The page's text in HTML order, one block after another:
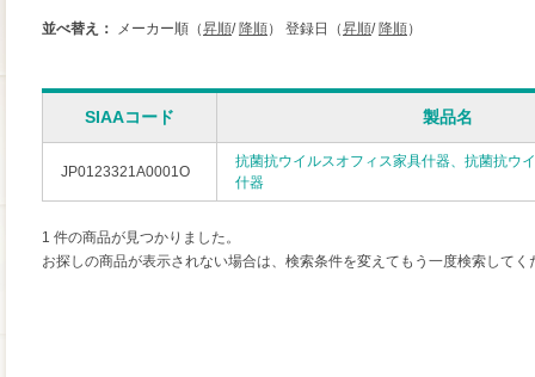
並べ替え： メーカー順（昇順/ 降順） 登録日（昇順/ 降順）
SIAAコード 製品名
JP0123321A0001O
抗菌抗ウイルスオフィス家具什器、抗菌抗ウ
什器
1 件の商品が見つかりました。
お探しの商品が表示されない場合は、検索条件を変えてもう一度検索してく